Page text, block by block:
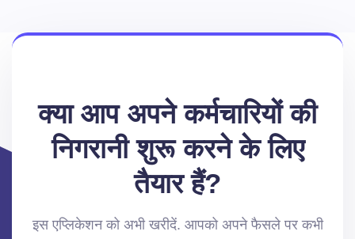
क्या आप अपने कर्मचारियों की
निगरानी शुरू करने के लिए
तैयार हैं?
इस एप्लिकेशन को अभी खरीदें. आपको अपने फैसले पर कभी